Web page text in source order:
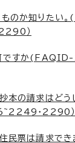
ものか知りたい
）
ですか
本の請求はどう
・2290）
住民票は請求で